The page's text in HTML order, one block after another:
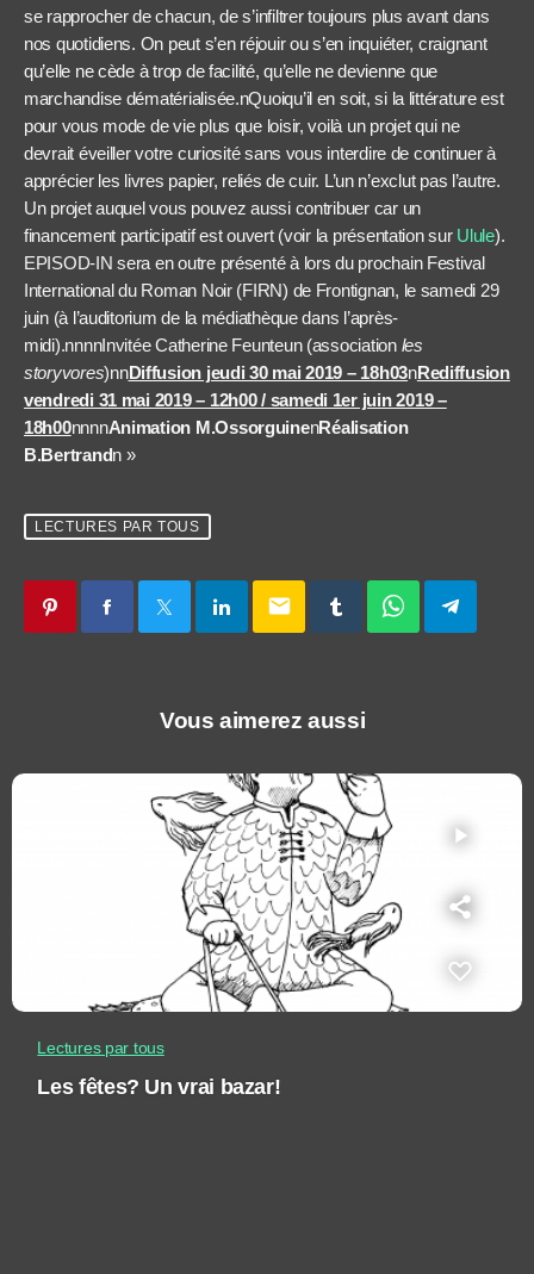
se rapprocher de chacun, de s’infiltrer toujours plus avant dans
nos quotidiens. On peut s’en réjouir ou s’en inquiéter, craignant
qu’elle ne cède à trop de facilité, qu’elle ne devienne que
marchandise dématérialisée.nQuoiqu’il en soit, si la littérature est
pour vous mode de vie plus que loisir, voilà un projet qui ne
devrait éveiller votre curiosité sans vous interdire de continuer à
apprécier les livres papier, reliés de cuir. L’un n’exclut pas l’autre.
Un projet auquel vous pouvez aussi contribuer car un
financement participatif est ouvert (voir la présentation sur Ulule).
EPISOD-IN sera en outre présenté à lors du prochain Festival
International du Roman Noir (FIRN) de Frontignan, le samedi 29
juin (à l’auditorium de la médiathèque dans l’après-
midi).nnnnInvitée Catherine Feunteun (association les
storyvores)nnDiffusion jeudi 30 mai 2019 – 18h03nRediffusion
vendredi 31 mai 2019 – 12h00 / samedi 1er juin 2019 –
18h00nnnnAnimation M.OssorguinenRéalisation
B.Bertrandn »
LECTURES PAR TOUS
email
Vous aimerez aussi
play_arrow
Lectures par tous
Les fêtes? Un vrai bazar!